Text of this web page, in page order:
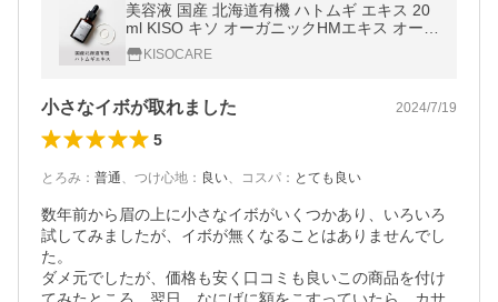
美容液 国産 北海道有機 ハトムギ エキス 20
ml KISO キソ オーガニックHMエキス オーガ
ニック ヨクイニン 高濃度 原液 潤い 保湿 肌
荒れ予防 日本製 No.022 爆買
KISOCARE
小さなイボが取れました 2024/7/19
5
とろみ ： 普通、 つけ心地 ： 良い、 コスパ ： とても良い
数年前から眉の上に小さなイボがいくつかあり、いろいろ
試してみましたが、イボが無くなることはありませんでし
た。
ダメ元でしたが、価格も安く口コミも良いこの商品を付け